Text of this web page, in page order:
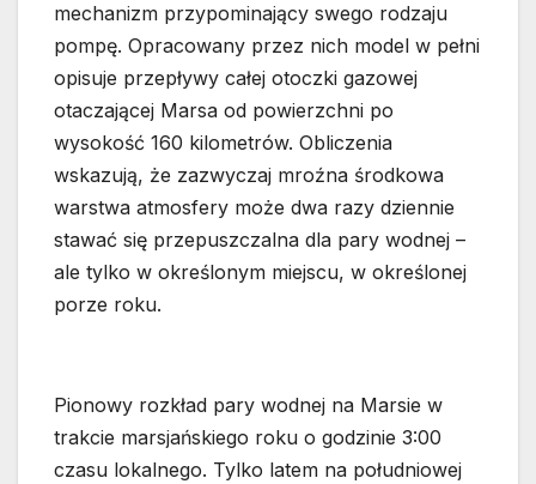
mechanizm przypominający swego rodzaju
pompę. Opracowany przez nich model w pełni
opisuje przepływy całej otoczki gazowej
otaczającej Marsa od powierzchni po
wysokość 160 kilometrów. Obliczenia
wskazują, że zazwyczaj mroźna środkowa
warstwa atmosfery może dwa razy dziennie
stawać się przepuszczalna dla pary wodnej –
ale tylko w określonym miejscu, w określonej
porze roku.
Pionowy rozkład pary wodnej na Marsie w
trakcie marsjańskiego roku o godzinie 3:00
czasu lokalnego. Tylko latem na południowej